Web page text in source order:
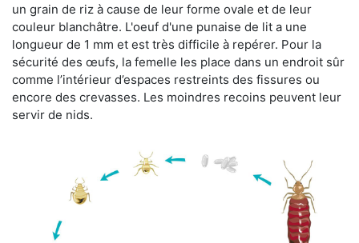
un grain de riz à cause de leur forme ovale et de leur
couleur blanchâtre. L'oeuf d'une punaise de lit a une
longueur de 1 mm et est très difficile à repérer. Pour la
sécurité des œufs, la femelle les place dans un endroit sûr
comme l’intérieur d’espaces restreints des fissures ou
encore des crevasses. Les moindres recoins peuvent leur
servir de nids.